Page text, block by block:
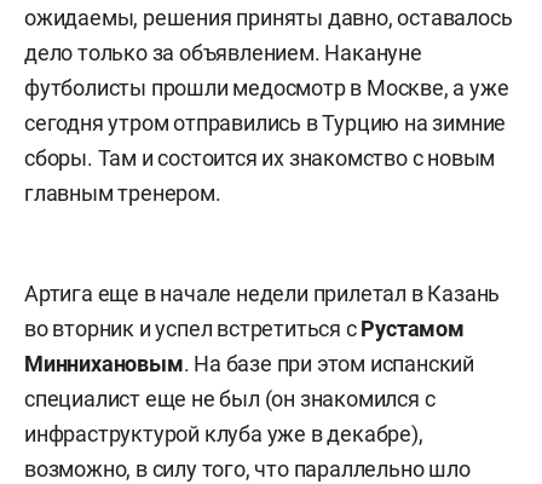
ожидаемы, решения приняты давно, оставалось
дело только за объявлением. Накануне
футболисты прошли медосмотр в Москве, а уже
сегодня утром отправились в Турцию на зимние
сборы. Там и состоится их знакомство с новым
главным тренером.
Артига еще в начале недели прилетал в Казань
во вторник и успел встретиться сРустамом
Миннихановым. На базе при этом испанский
специалист еще не был (он знакомился с
инфраструктурой клуба уже в декабре),
возможно, в силу того, что параллельно шло